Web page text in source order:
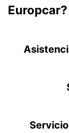
Europcar?